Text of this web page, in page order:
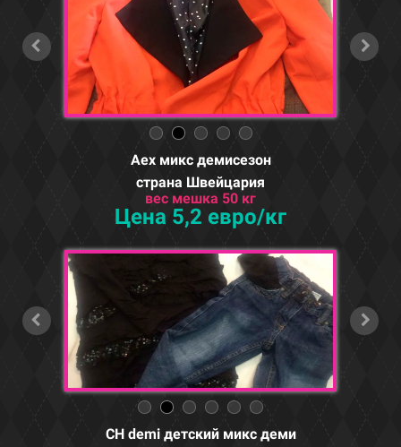
Aex микс демисезон
страна Швейцария
вес мешка 50 кг
Цена 5,2 евро/кг
CH demi детский микс деми